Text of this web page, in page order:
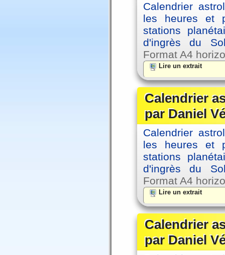
Calendrier
les heures et
stations
d'ingrès du
Format A4
Lire un extrait
Calendrier
par Daniel
Calendrier
les heures et
stations
d'ingrès du
Format A4
Lire un extrait
Calendrier
par Daniel